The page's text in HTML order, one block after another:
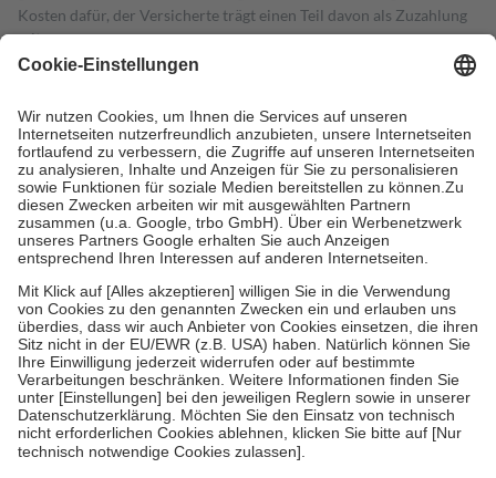
Kosten dafür, der Versicherte trägt einen Teil davon als Zuzahlung
mit.
Grundsätzlich leisten Mitglieder Zuzahlungen in Höhe von zehn
höchstens zehn Euro.
Es sind jedoch nie mehr als die tatsächlichen
Kosten der Leistung zu entrichten.
Diese Regeln gelten grundsätzlich auch für Online-Apotheken.
Bei Heilmitteln und häuslicher Krankenpflege beträgt die
Zuzahlung zehn Prozent der Kosten sowie zehn Euro je
Verordnung.
Um das Engagement der Versicherten für ihre eigene Gesundheit zu
stärken und die besondere Stellung der Familie zu unterstützen,
fallenkeine Zuzahlungenan bei:
• Kindern und Jugendlichen bis zum vollendeten 18. Lebensjahr
mit Ausnahme der Fahrkosten
• Untersuchungen zur Vorsorge und Früherkennung, die von der
GKV getragen werden
• empfohlenen Schutzimpfungen
• Harn- und Blutteststreifen